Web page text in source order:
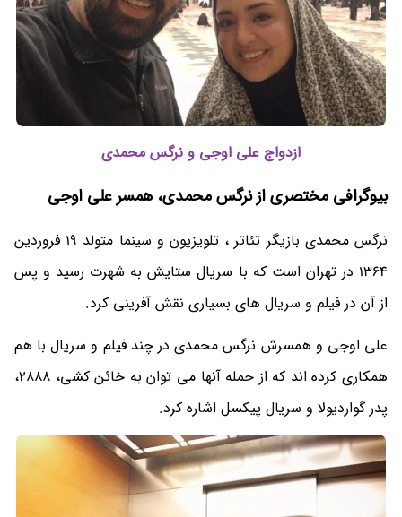
ازدواج علی اوجی و نرگس محمدی
بیوگرافی مختصری از نرگس محمدی، همسر علی اوجی
نرگس محمدی بازیگر تئاتر ، تلویزیون و سینما متولد 19 فروردین
1364 در تهران است که با سریال ستایش به شهرت رسید و پس
از آن در فیلم و سریال های بسیاری نقش آفرینی کرد.
علی اوجی و همسرش نرگس محمدی در چند فیلم و سریال با هم
همکاری کرده اند که از جمله آنها می توان به خائن کشی، 2888،
پدر گواردیولا و سریال پیکسل اشاره کرد.